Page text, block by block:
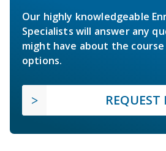
Our highly knowledgeable
Specialists will answer any
might have about the
options.
REQUEST